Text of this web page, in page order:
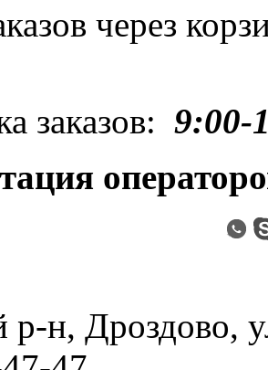
через
заказов: 9:00-
н, Дроздово,